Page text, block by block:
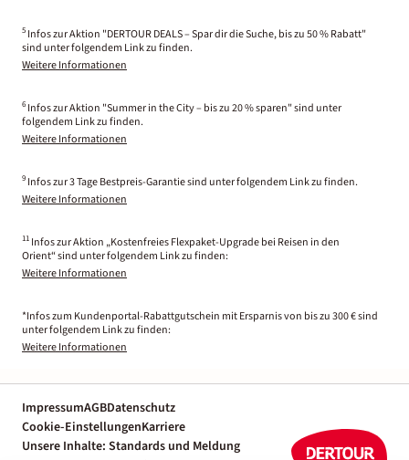
5 Infos zur Aktion "DERTOUR DEALS – Spar dir die Suche, bis zu 50 % Rabatt"
sind unter folgendem Link zu finden.
Weitere Informationen
6 Infos zur Aktion "Summer in the City – bis zu 20 % sparen" sind unter
folgendem Link zu finden.
Weitere Informationen
9 Infos zur 3 Tage Bestpreis-Garantie sind unter folgendem Link zu finden.
Weitere Informationen
11 Infos zur Aktion „Kostenfreies Flexpaket-Upgrade bei Reisen in den
Orient“ sind unter folgendem Link zu finden:
Weitere Informationen
*Infos zum Kundenportal-Rabattgutschein mit Ersparnis von bis zu 300 € sind
unter folgendem Link zu finden:
Weitere Informationen
ImpressumAGBDatenschutz
Cookie-EinstellungenKarriere
Unsere Inhalte: Standards und Meldung